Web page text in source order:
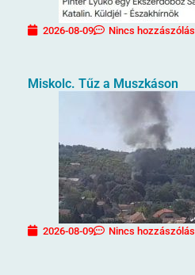
2026-08-09 Nincs hozzászólás
Miskolc. Tűz a Muszkáson
2026-08-09 Nincs hozzászólás